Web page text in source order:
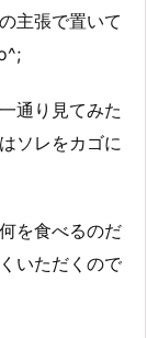
主張で置いて
通り見てみた
ソレをカゴに
を食べるのだ
いただくので